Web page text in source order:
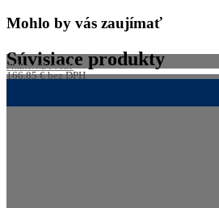
Mohlo by vás zaujímať
Súvisiace produkty
PRÍDAVNÉ STOLY
166,85€bez DPH